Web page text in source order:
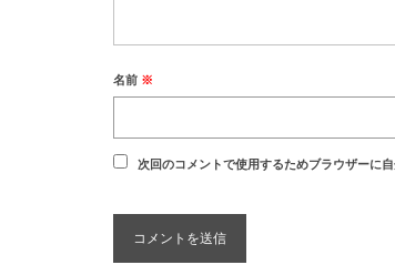
名前 ※
次回のコメントで使用するためブラウザーに